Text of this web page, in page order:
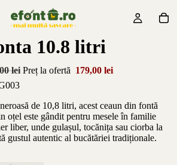
10.8 litri
lei Preț la ofertă 179,00 lei
de 10,8 litri, acest ceaun din fontă
oțel este gândit pentru mesele în familie
liber, unde gulașul, tocănița sau ciorba la
gustul autentic al bucătăriei tradiționale.